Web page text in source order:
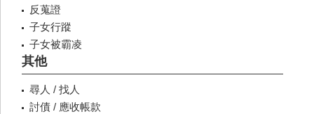
反蒐證
子女行蹤
子女被霸凌
其他
尋人 / 找人
討債 / 應收帳款